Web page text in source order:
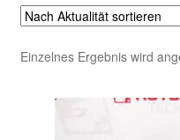
Impressum
Kasse
Kontakt
Einzelnes Ergebnis wird